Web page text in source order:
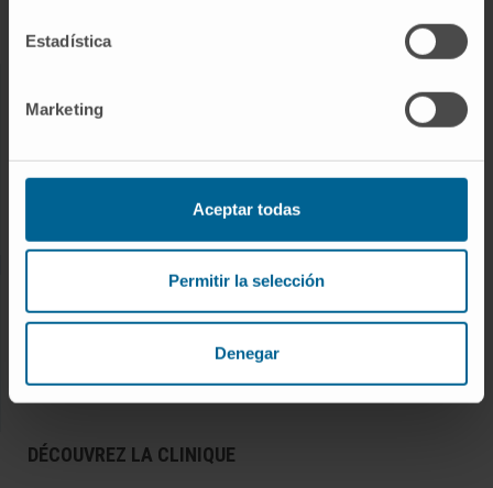
Estadística
Marketing
Aceptar todas
Permitir la selección
Denegar
NOS PROFESSIONNELS
Rencontrez nos professionnels
DÉCOUVREZ LA CLINIQUE